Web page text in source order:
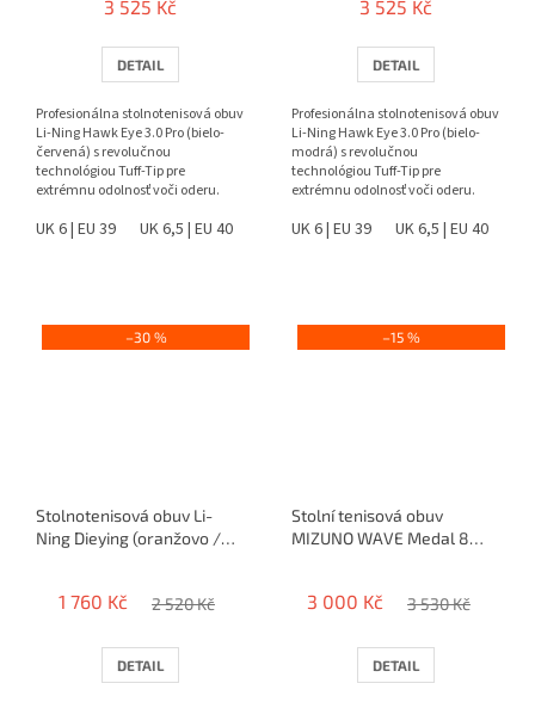
3 525 Kč
DETAIL
Profesionálna stolnotenisová obuv
Li-Ning Hawk Eye 3.0 Pro (bielo-
červená) s revolučnou
technológiou Tuff-Tip pre
extrémnu odolnosť voči oderu.
UK 6 | EU 39 UK 6,5 | EU 40 UK 7,5 | EU 41 UK 8 | EU 42 UK 8,5 |
3 525 Kč
DETAIL
Profesionálna stolnotenisová obuv
Li-Ning Hawk Eye 3.0 Pro (bielo-
modrá) s revolučnou
technológiou Tuff-Tip pre
extrémnu odolnosť voči oderu.
UK 6 | EU 39 UK 6,5 | EU 40
–30 %
Stolnotenisová obuv Li-
Ning Dieying (oranžovo /
1 760 Kč 2 520 Kč
DETAIL
–15 %
Stolní tenisová obuv
MIZUNO WAVE Medal 8
3 000 Kč 3 530 Kč
DETAIL